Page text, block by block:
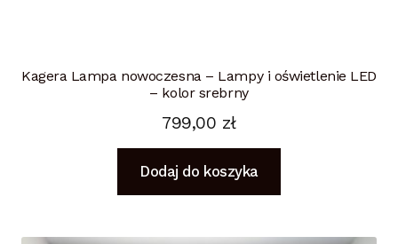
Kagera Lampa nowoczesna – Lampy i oświetlenie LED
– kolor srebrny
799,00 zł
Dodaj do koszyka